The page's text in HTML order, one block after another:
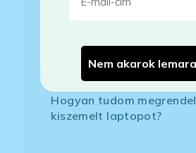
fizetni?
Hogyan tudom
kiszemelt laptopot?